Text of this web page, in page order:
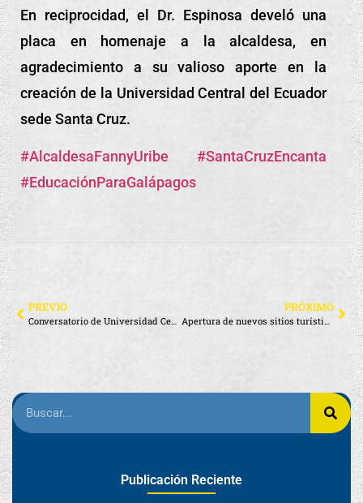
En reciprocidad, el Dr. Espinosa develó una
placa en homenaje a la alcaldesa, en
agradecimiento a su valioso aporte en la
creación de la Universidad Central del Ecuador
sede Santa Cruz.
#AlcaldesaFannyUribe
#SantaCruzEncanta
#EducaciónParaGalápagos
PREVIO
Conversatorio de Universidad Central del Ecuador
PRÓXIMO
Apertura de nuevos sitios turísticos
Publicación Reciente